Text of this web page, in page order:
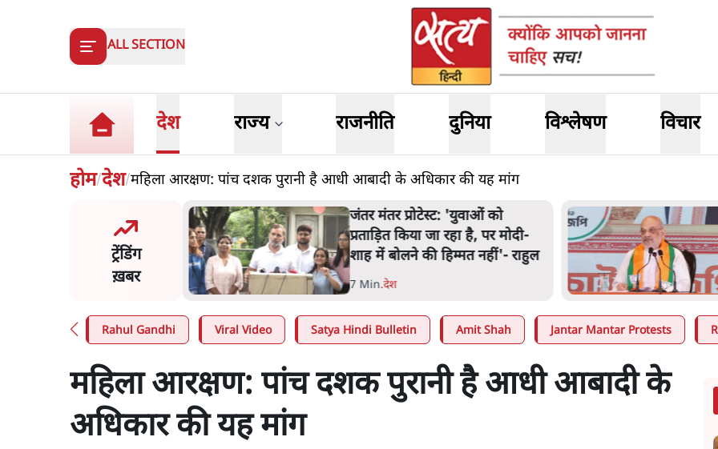
ALL SECTION
देश राज्य राजनीति दुनिया विश्लेषण विचार
होम/देश/महिला आरक्षण: पांच दशक पुरानी है आधी आबादी के अधिकार की यह मांग
ट्रेंडिंग
ख़बर
समिति-मेटा की बैठकः मार्क
ने भारत सरकार से माफी
जंतर मंतर प्रोटेस्ट: 'युवाओं को
प्रताड़ित किया जा रहा है, पर मोदी-
शाह में बोलने की हिम्मत नहीं'- राहुल
7 Min.देश
Rahul Gandhi Viral Video Satya Hindi Bulletin Amit Shah Jantar Mantar Protests
महिला आरक्षण: पांच दशक पुरानी है आधी आबादी के
अधिकार की यह मांग